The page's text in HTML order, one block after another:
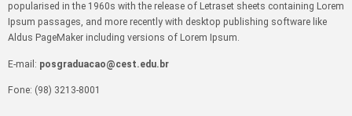
popularised in the 1960s with the release of Letraset sheets containing Lorem
Ipsum passages, and more recently with desktop publishing software like
Aldus PageMaker including versions of Lorem Ipsum.
E-mail: posgraduacao@cest.edu.br
Fone: (98) 3213-8001